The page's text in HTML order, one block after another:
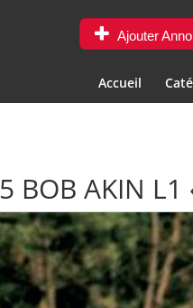
Ajouter
Accueil
BOB AKIN L1